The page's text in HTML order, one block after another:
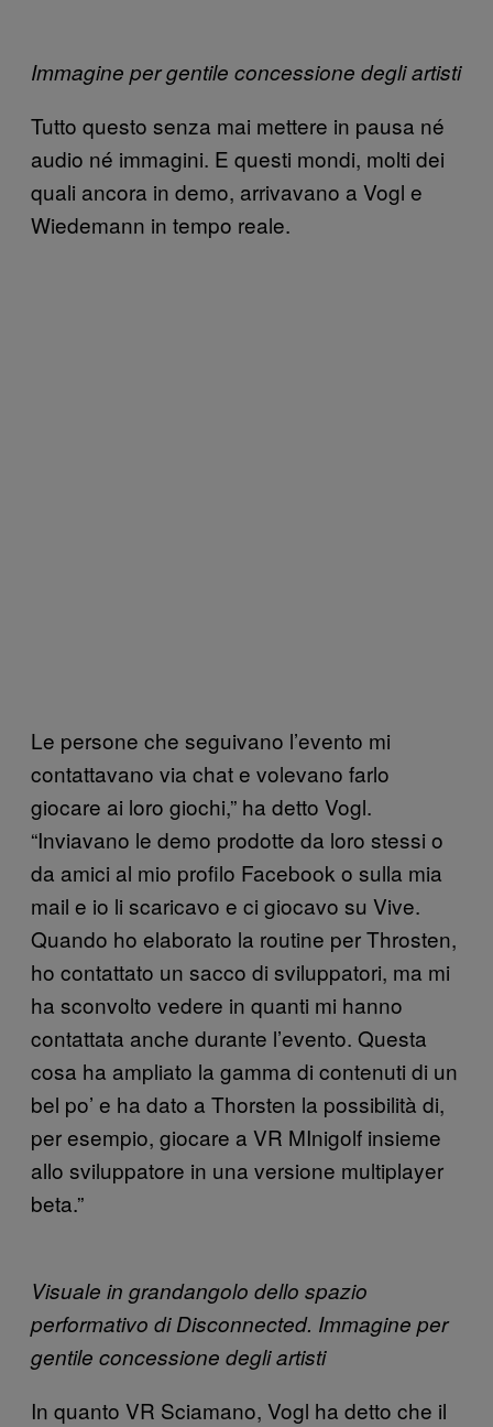
Immagine per gentile concessione degli artisti
Tutto questo senza mai mettere in pausa né
audio né immagini. E questi mondi, molti dei
quali ancora in demo, arrivavano a Vogl e
Wiedemann in tempo reale.
Le persone che seguivano l’evento mi
contattavano via chat e volevano farlo
giocare ai loro giochi,” ha detto Vogl.
“Inviavano le demo prodotte da loro stessi o
da amici al mio profilo Facebook o sulla mia
mail e io li scaricavo e ci giocavo su Vive.
Quando ho elaborato la routine per Throsten,
ho contattato un sacco di sviluppatori, ma mi
ha sconvolto vedere in quanti mi hanno
contattata anche durante l’evento. Questa
cosa ha ampliato la gamma di contenuti di un
bel po’ e ha dato a Thorsten la possibilità di,
per esempio, giocare a VR MInigolf insieme
allo sviluppatore in una versione multiplayer
beta.”
Visuale in grandangolo dello spazio
performativo di Disconnected. Immagine per
gentile concessione degli artisti
In quanto VR Sciamano, Vogl ha detto che il